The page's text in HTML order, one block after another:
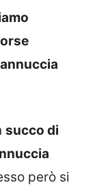
succo di
però si